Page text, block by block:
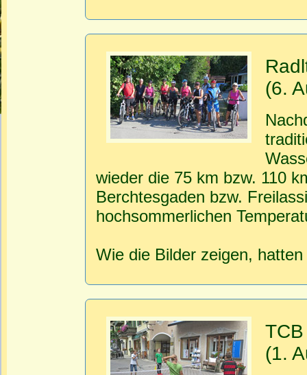
(6.
wieder die 75 km bzw. 110
Berchtesgaden bzw.
hochsommerlichen
Wie die Bilder zeigen,
(1.